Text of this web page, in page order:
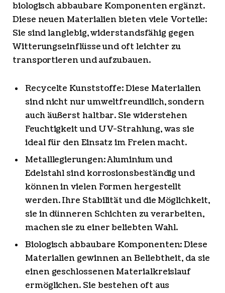
biologisch abbaubare Komponenten ergänzt.
Diese neuen Materialien bieten viele Vorteile:
Sie sind langlebig, widerstandsfähig gegen
Witterungseinflüsse und oft leichter zu
transportieren und aufzubauen.
Recycelte Kunststoffe: Diese Materialien
sind nicht nur umweltfreundlich, sondern
auch äußerst haltbar. Sie widerstehen
Feuchtigkeit und UV-Strahlung, was sie
ideal für den Einsatz im Freien macht.
Metalllegierungen: Aluminium und
Edelstahl sind korrosionsbeständig und
können in vielen Formen hergestellt
werden. Ihre Stabilität und die Möglichkeit,
sie in dünneren Schichten zu verarbeiten,
machen sie zu einer beliebten Wahl.
Biologisch abbaubare Komponenten: Diese
Materialien gewinnen an Beliebtheit, da sie
einen geschlossenen Materialkreislauf
ermöglichen. Sie bestehen oft aus